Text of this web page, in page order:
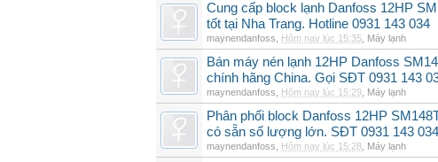
Cung cấp block lạnh Danfoss 12HP
tốt tại Nha Trang. Hotline 0931 143 034
maynendanfoss Hôm nay lúc 15:35 Máy lạnh
Bán máy nén lạnh 12HP Danfoss
chính hãng China. Gọi SĐT 0931 143
maynendanfoss Hôm nay lúc 15:29 Máy lạnh
Phân phối block Danfoss 12HP
có sẵn số lượng lớn. SĐT 0931 143 034
maynendanfoss Hôm nay lúc 15:28 Máy lạnh